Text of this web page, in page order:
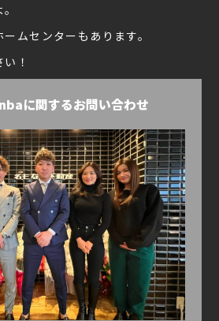
ムセンターもあります。
！
に関するお問い合わせ